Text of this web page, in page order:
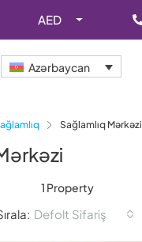
AED
Azərbaycan
Sağlamlıq Mərkəzi
1 Property
Defolt Sifariş